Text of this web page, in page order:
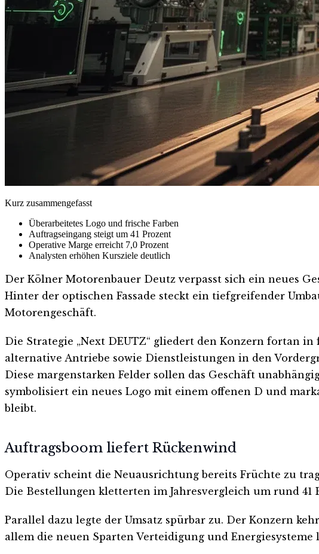
Kurz zusammengefasst
Überarbeitetes Logo und frische Farben
Auftragseingang steigt um 41 Prozent
Operative Marge erreicht 7,0 Prozent
Analysten erhöhen Kursziele deutlich
Der Kölner Motorenbauer Deutz verpasst sich ein neues
Hinter der optischen Fassade steckt ein tiefgreifender
Motorengeschäft.
Die Strategie „Next DEUTZ“ gliedert den Konzern fortan
alternative Antriebe sowie Dienstleistungen in den
Diese margenstarken Felder sollen das Geschäft
symbolisiert ein neues Logo mit einem offenen D und
bleibt.
Auftragsboom liefert Rückenwind
Operativ scheint die Neuausrichtung bereits Früchte zu
Die Bestellungen kletterten im Jahresvergleich um rund 41
Parallel dazu legte der Umsatz spürbar zu. Der Konzern
allem die neuen Sparten Verteidigung und